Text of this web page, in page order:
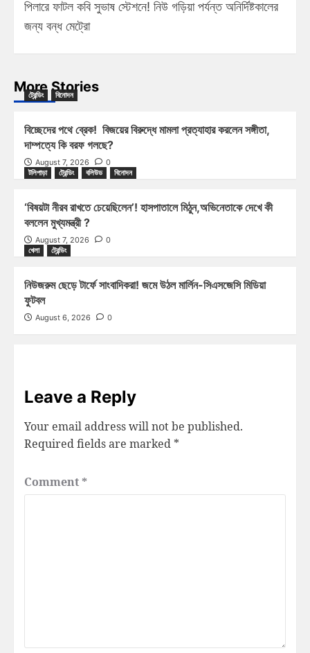
পিলারে ফাটল কবি সুভাষ স্টেশনে! নিউ গড়িয়া পর্যন্ত অনির্দিষ্টকালের
জন্য বন্ধ মেট্রো
More Stories
ট্রেন্ডিং বিনোদন
বিচ্ছেদের পথে ব্রেক! বিজয়ের বিরুদ্ধে মামলা প্রত্যাহার করলেন সঙ্গীতা,
দাম্পত্যে কি বরফ গলছে?
August 7, 2026
0
টলিপাড়া
ট্রেন্ডিং বলিউড বিনোদন
‘বিষয়টা নীরব রাখতে চেয়েছিলেন’! হাসপাতালে মিঠুন,অভিনেতাকে দেখে কী
বললেন মুখ্যমন্ত্রী ?
August 7, 2026
0
খেলা
ট্রেন্ডিং
নিউজরুম ছেড়ে টার্ফে সাংবাদিকরা! জমে উঠল মার্লিন-সিএসজেসি মিডিয়া
ফুটবল
August 6, 2026 0
Leave a Reply
Your email address will not be published.
Required fields are marked *
Comment *